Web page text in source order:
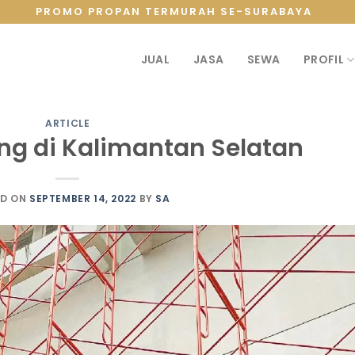
PROMO PROPAN TERMURAH SE-SURABAYA
JUAL JASA SEWA PROFIL
ARTICLE
di Kalimantan Selatan
ON SEPTEMBER 14, 2022 BY SA